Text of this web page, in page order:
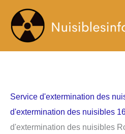
contenu
Service d'extermination des
d'extermination des nuisibles
d'extermination des nuisibles